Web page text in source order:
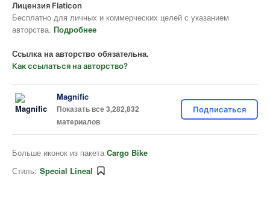
Лицензия Flaticon
Бесплатно для личных и коммерческих целей с указанием
авторства. Подробнее
Ссылка на авторство обязательна.
Как ссылаться на авторство?
Magnific
Показать все 3,282,832
материалов
Подписаться
Больше иконок из пакета Cargo Bike
Стиль: Special Lineal